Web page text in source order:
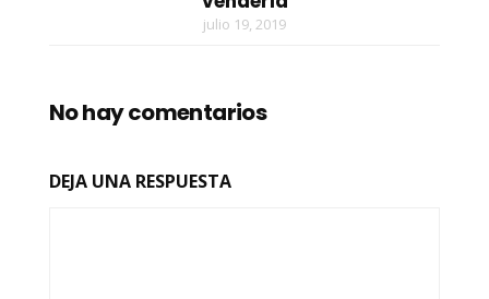
julio 19, 2019
No hay comentarios
DEJA UNA RESPUESTA